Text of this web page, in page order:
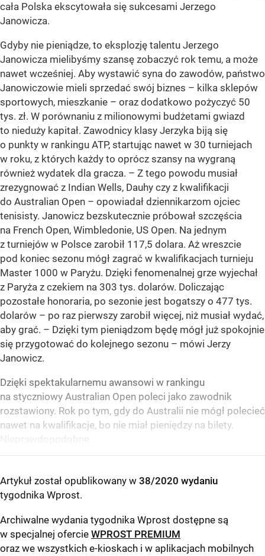
cała Polska ekscytowała się sukcesami Jerzego
Janowicza.
Gdyby nie pieniądze, to eksplozję talentu Jerzego
Janowicza mielibyśmy szansę zobaczyć rok temu, a może
nawet wcześniej. Aby wystawić syna do zawodów, państwo
Janowiczowie mieli sprzedać swój biznes – kilka sklepów
sportowych, mieszkanie – oraz dodatkowo pożyczyć 50
tys. zł. W porównaniu z milionowymi budżetami gwiazd
to nieduży kapitał. Zawodnicy klasy Jerzyka biją się
o punkty w rankingu ATP, startując nawet w 30 turniejach
w roku, z których każdy to oprócz szansy na wygraną
również wydatek dla gracza. – Z tego powodu musiał
zrezygnować z Indian Wells, Dauhy czy z kwalifikacji
do Australian Open – opowiadał dziennikarzom ojciec
tenisisty. Janowicz bezskutecznie próbował szczęścia
na French Open, Wimbledonie, US Open. Na jednym
z turniejów w Polsce zarobił 117,5 dolara. Aż wreszcie
pod koniec sezonu mógł zagrać w kwalifikacjach turnieju
Master 1000 w Paryżu. Dzięki fenomenalnej grze wyjechał
z Paryża z czekiem na 303 tys. dolarów. Doliczając
pozostałe honoraria, po sezonie jest bogatszy o 477 tys.
dolarów – po raz pierwszy zarobił więcej, niż musiał wydać,
aby grać. – Dzięki tym pieniądzom będę mógł już spokojnie
się przygotować do kolejnego sezonu – mówi Jerzy
Janowicz.
Dzięki spektakularnemu awansowi w rankingu
na styczniowy Australian Open poleci jako zawodnik
rozstawiony. Rok po tym, gdy do Australii nie mógł polecieć
nawet na kwalifikacje, bo nie miał pieniędzy na bilety.
Nieprawdopodobne.
Artykuł został opublikowany w 38/2020 wydaniu
tygodnika Wprost.
Archiwalne wydania tygodnika Wprost dostępne są
w specjalnej ofercie WPROST PREMIUM
oraz we wszystkich e-kioskach i w aplikacjach mobilnych